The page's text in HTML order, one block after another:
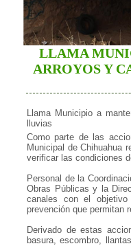
LLAMA
ARROYOS Y
Llama Municipio a
lluvias
Como parte de las
Municipal de Chihuahua
verificar las condiciones
Personal de la
Obras Públicas y la
canales con el
prevención que permitan
Derivado de estas
basura, escombro,